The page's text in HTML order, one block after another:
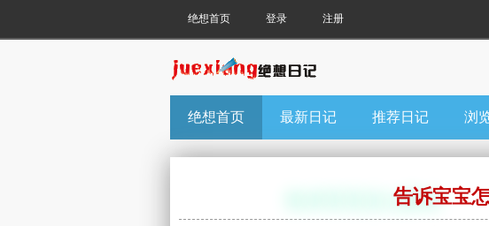
绝想首页 登录 注册
绝想首页 最新日记 推荐日记 浏
告诉宝宝